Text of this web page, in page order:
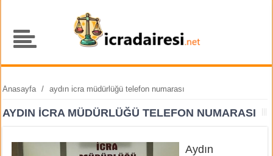
Anasayfa / aydın icra müdürlüğü telefon numarası
AYDIN ICRA MÜDÜRLÜĞÜ TELEFON NUMARASI
Aydın